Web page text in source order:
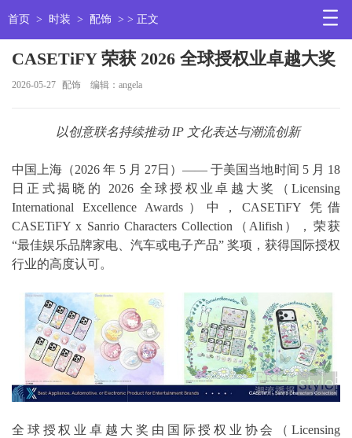
首页 > 时装 > 配饰 > > 正文
CASETiFY 荣获 2026 全球授权业卓越大奖
2026-05-27 配饰 编辑：angela
以创意联名持续推动 IP 文化表达与潮流创新
中国上海（2026 年 5 月 27日）—— 于美国当地时间 5 月 18
日正式揭晓的 2026 全球授权业卓越大奖（Licensing
International Excellence Awards）中，CASETiFY 凭借
CASETiFY x Sanrio Characters Collection（Alifish），荣获
“最佳娱乐品牌家电、汽车或电子产品” 奖项，获得国际授权
行业的高度认可。
全球授权业卓越大奖由国际授权业协会（Licensing